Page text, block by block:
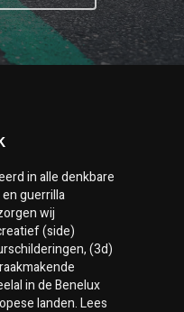
in alle denkbare
guerrilla
wij
(side)
(3d)
in de Benelux
landen. Lees